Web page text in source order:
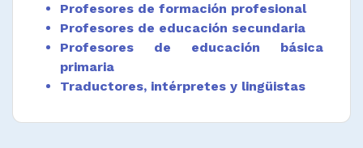
Profesores de formación profesional
Profesores de educación secundaria
Profesores de educación básica
primaria
Traductores, intérpretes y lingüistas